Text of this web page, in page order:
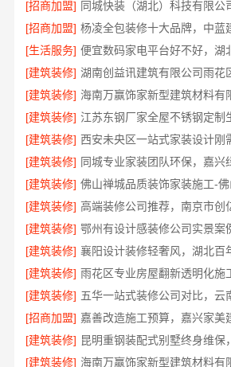
[招商加盟]
[招商加盟]
[生活服务]
[建筑装修] 湖南创益讯建筑有限公司雨花
[建筑装修]
[建筑装修]
[建筑装修]
[建筑装修]
[建筑装修]
[建筑装修] 高端装修公司推荐，南京市创
[建筑装修]
[建筑装修]
[建筑装修]
[建筑装修]
[招商加盟]
[建筑装修] 昆明重钢装配式别墅终身维保
[建筑装修]